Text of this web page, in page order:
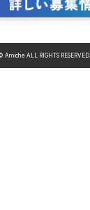
Amiche ALL RIGHTS RESERVED.